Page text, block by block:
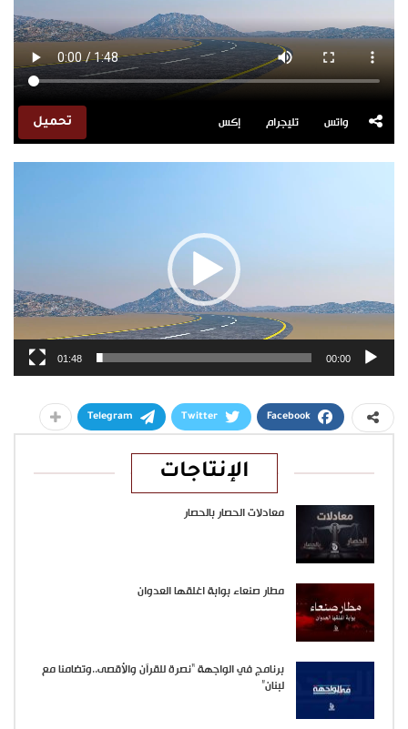
واتس تليجرام إكس تحميل
00:00
01:48
Facebook
Twitter
Telegram
الإنتاجات
معادلات الحصار بالحصار
مطار صنعاء بوابة اغلقها العدوان
برنامج في الواجهة “نصرة للقرآن والأقصى..وتضامنا مع
لبنان”